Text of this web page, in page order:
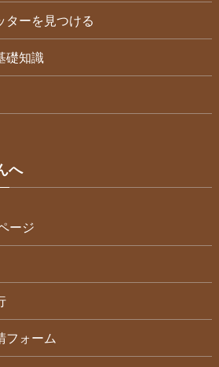
ターを見つける
礎知識
へ
ージ
フォーム